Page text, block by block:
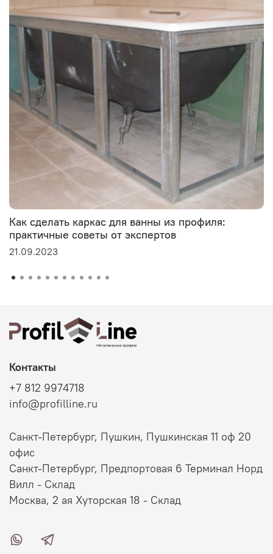
Как сделать каркас для ванны из профиля:
практичные советы от экспертов
21.09.2023
Контакты
+7 812 9974718
info@profilline.ru
Санкт-Петербург, Пушкин, Пушкинская 11 оф 20
офис
Санкт-Петербург, Предпортовая 6 Терминал Норд
Вилл - Склад
Москва, 2 ая Хуторская 18 - Склад